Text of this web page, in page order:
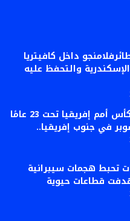
داخل كافيتريا
والتحفظ عليه
عاجل- #كاف: كأس أمم إفريقيا تحت 23 عامًا
في جنوب إفريقيا..
تحبط هجمات سيبرانية
قطاعات حيوية